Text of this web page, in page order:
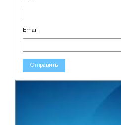
Email
Отправить